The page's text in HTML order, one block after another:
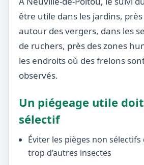
être utile dans les jardins,
autour des vergers, dans les
de ruchers, près des zones
les endroits où des frelons
observés.
Un piégeage utile
sélectif
Éviter les pièges non
trop d’autres insectes